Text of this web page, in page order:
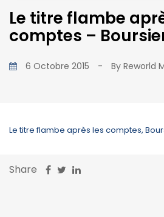
Le titre flambe
comptes –
6 Octobre 2015 - By Reworld
Le titre flambe après les comptes,
Share